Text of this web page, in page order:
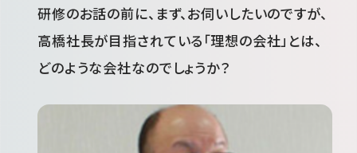
研修のお話の前に、まず、お伺いしたいのですが、
高橋社長が目指されている「理想の会社」とは、
どのような会社なのでしょうか？